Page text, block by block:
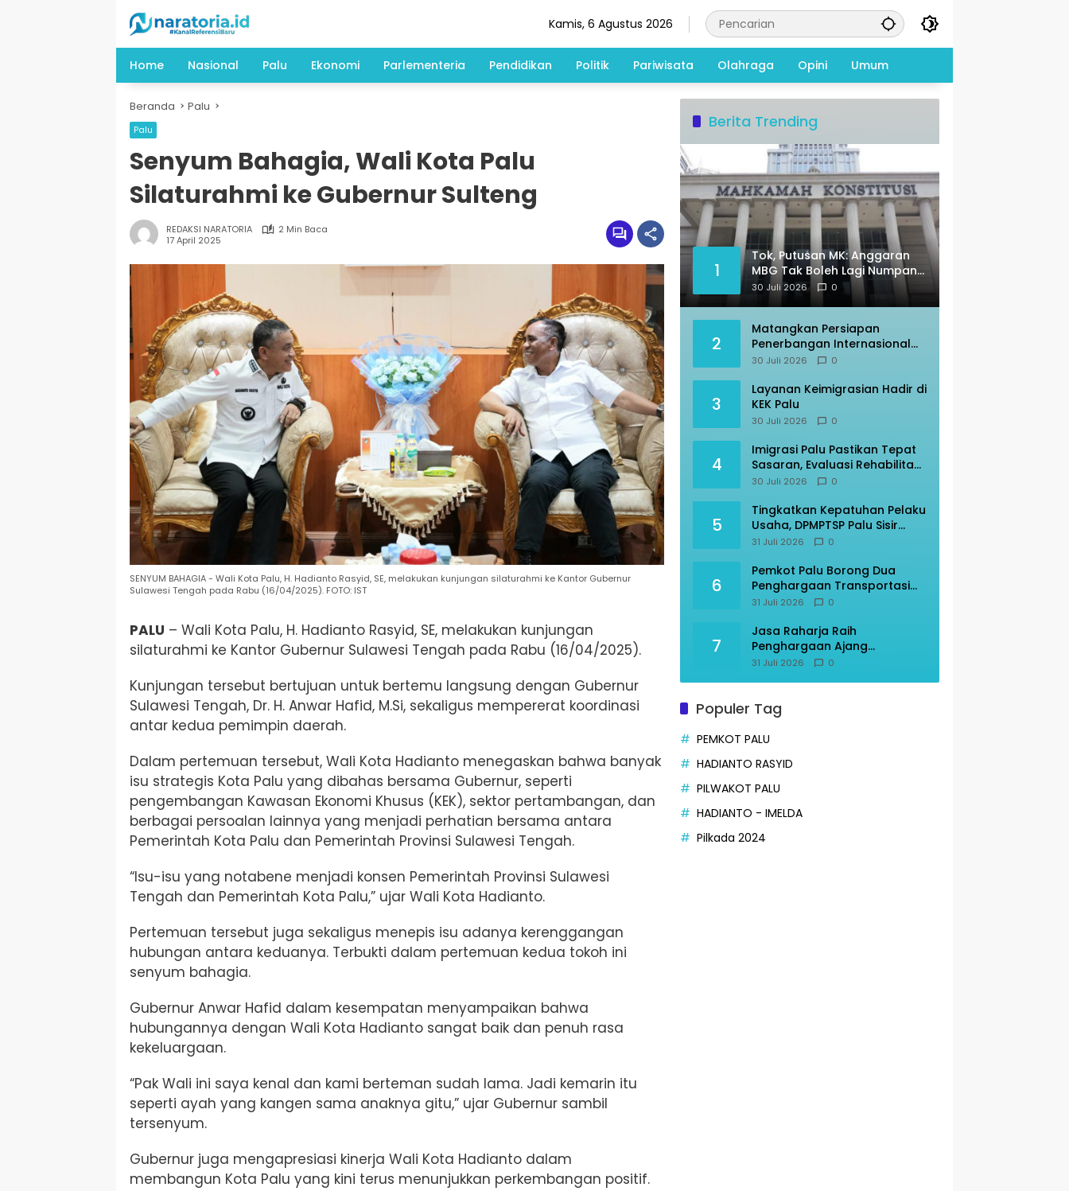
Kamis, 6 Agustus 2026
Home Nasional Palu Ekonomi Parlementeria Pendidikan Politik Pariwisata Olahraga Opini Umum
Beranda Palu
Palu
Senyum Bahagia, Wali Kota Palu
Silaturahmi ke Gubernur Sulteng
REDAKSI NARATORIA
2 Min Baca
17 April 2025
SENYUM BAHAGIA - Wali Kota Palu, H. Hadianto Rasyid, SE, melakukan kunjungan silaturahmi ke Kantor Gubernur
Sulawesi Tengah pada Rabu (16/04/2025). FOTO: IST
PALU – Wali Kota Palu, H. Hadianto Rasyid, SE, melakukan kunjungan
silaturahmi ke Kantor Gubernur Sulawesi Tengah pada Rabu (16/04/2025).
Kunjungan tersebut bertujuan untuk bertemu langsung dengan Gubernur
Sulawesi Tengah, Dr. H. Anwar Hafid, M.Si, sekaligus mempererat koordinasi
antar kedua pemimpin daerah.
Dalam pertemuan tersebut, Wali Kota Hadianto menegaskan bahwa banyak
isu strategis Kota Palu yang dibahas bersama Gubernur, seperti
pengembangan Kawasan Ekonomi Khusus (KEK), sektor pertambangan, dan
berbagai persoalan lainnya yang menjadi perhatian bersama antara
Pemerintah Kota Palu dan Pemerintah Provinsi Sulawesi Tengah.
“Isu-isu yang notabene menjadi konsen Pemerintah Provinsi Sulawesi
Tengah dan Pemerintah Kota Palu,” ujar Wali Kota Hadianto.
Pertemuan tersebut juga sekaligus menepis isu adanya kerenggangan
hubungan antara keduanya. Terbukti dalam pertemuan kedua tokoh ini
senyum bahagia.
Gubernur Anwar Hafid dalam kesempatan menyampaikan bahwa
hubungannya dengan Wali Kota Hadianto sangat baik dan penuh rasa
kekeluargaan.
“Pak Wali ini saya kenal dan kami berteman sudah lama. Jadi kemarin itu
seperti ayah yang kangen sama anaknya gitu,” ujar Gubernur sambil
tersenyum.
Gubernur juga mengapresiasi kinerja Wali Kota Hadianto dalam
membangun Kota Palu yang kini terus menunjukkan perkembangan positif.
Berita Trending
1
Tok, Putusan MK: Anggaran
MBG Tak Boleh Lagi Numpang
di Pos Pendidikan
30 Juli 2026 0
2
Matangkan Persiapan
Penerbangan Internasional
Perdana, Imigrasi Palu Rakor
30 Juli 2026 0
3
Layanan Keimigrasian Hadir di
KEK Palu
30 Juli 2026 0
4
Imigrasi Palu Pastikan Tepat
Sasaran, Evaluasi Rehabilitasi
Ruang Detensi
30 Juli 2026 0
5
Tingkatkan Kepatuhan Pelaku
Usaha, DPMPTSP Palu Sisir
Warkop – Restoran
31 Juli 2026 0
6
Pemkot Palu Borong Dua
Penghargaan Transportasi
Indonesia Award 2026
31 Juli 2026 0
7
Jasa Raharja Raih
Penghargaan Ajang
Transportasi Indonesia
31 Juli 2026 0
Populer Tag
PEMKOT PALU
HADIANTO RASYID
PILWAKOT PALU
HADIANTO - IMELDA
Pilkada 2024